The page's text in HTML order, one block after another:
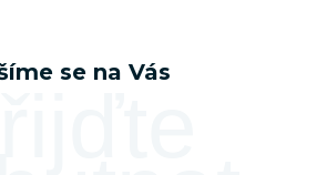
se na Vás